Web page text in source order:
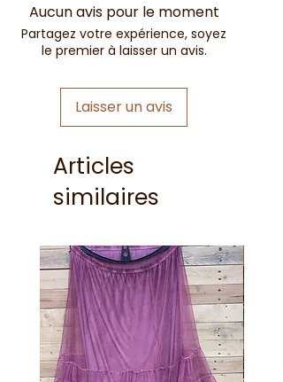
Aucun avis pour le moment
Partagez votre expérience, soyez
le premier à laisser un avis.
Laisser un avis
Articles
similaires